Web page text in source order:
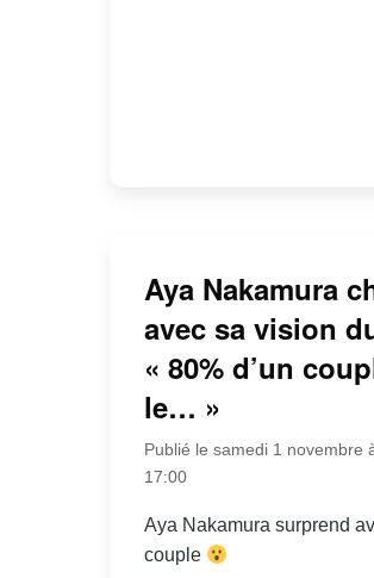
Aya Nakamura
avec sa vision
« 80% d’un
le… »
Publié le samedi 1 novembre
17:00
Aya Nakamura surprend
couple